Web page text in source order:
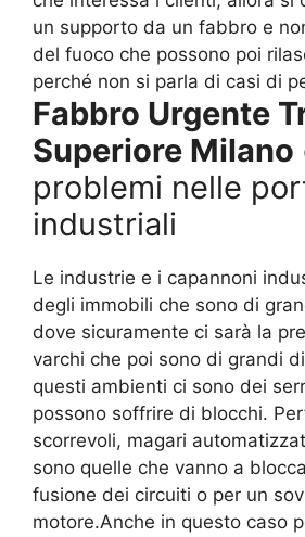
un supporto da un fabbro e
del fuoco che possono poi
perché non si parla di casi di
Fabbro Urgente
Superiore Milano
problemi nelle
industriali
Le industrie e i capannoni
degli immobili che sono di
dove sicuramente ci sarà la
varchi che poi sono di grandi
questi ambienti ci sono dei
possono soffrire di blocchi.
scorrevoli, magari
sono quelle che vanno a
fusione dei circuiti o per un
motore.Anche in questo caso